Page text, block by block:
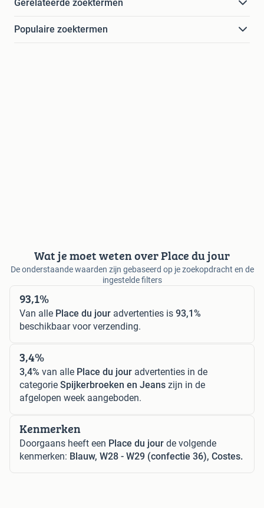
Gerelateerde zoektermen
Populaire zoektermen
Wat je moet weten over Place du jour
De onderstaande waarden zijn gebaseerd op je zoekopdracht en de
ingestelde filters
93,1%
Van alle Place du jour advertenties is 93,1%
beschikbaar voor verzending.
3,4%
3,4% van alle Place du jour advertenties in de
categorie Spijkerbroeken en Jeans zijn in de
afgelopen week aangeboden.
Kenmerken
Doorgaans heeft een Place du jour de volgende
kenmerken: Blauw, W28 - W29 (confectie 36), Costes.